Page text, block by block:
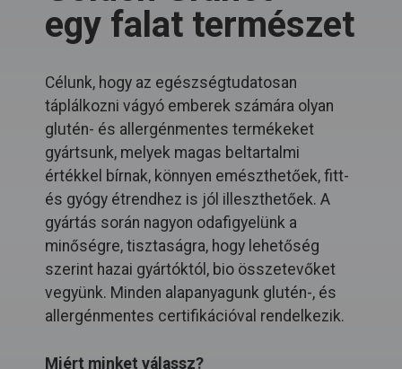
egy falat természet
Célunk, hogy az egészségtudatosan
táplálkozni vágyó emberek számára olyan
glutén- és allergénmentes termékeket
gyártsunk, melyek magas beltartalmi
értékkel bírnak, könnyen emészthetőek, fitt-
és gyógy étrendhez is jól illeszthetőek. A
gyártás során nagyon odafigyelünk a
minőségre, tisztaságra, hogy lehetőség
szerint hazai gyártóktól, bio összetevőket
vegyünk. Minden alapanyagunk glutén-, és
allergénmentes certifikációval rendelkezik.
Miért minket válassz?